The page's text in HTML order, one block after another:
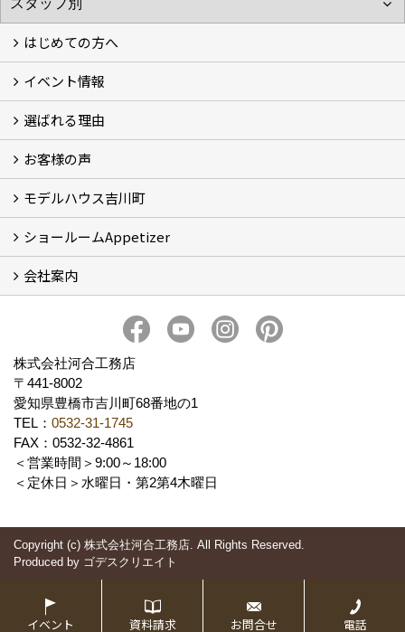
はじめての方へ
フォトギャラリー
性能について
自然素材のお家
オーナー様のおうち訪問
イベント情報
イベント情報
選ばれる理由
5つのやさしさ宣言
3つのプロ宣言
お家づくりスケジュール
お客様の声
お客様の声
モデルハウス吉川町
吉川町モデルハウス
ショールームAppetizer
Appetizer(ショールーム)
Appetizer(レンタルスペース)
会社案内
社長 河合智之の想い
求人情報 Recruit
株式会社河合工務店
〒441-8002
愛知県豊橋市吉川町68番地の1
TEL： 0532-31-1745
FAX：0532-32-4861
＜営業時間＞9:00～18:00
＜定休日＞水曜日・第2第4木曜日
Copyright (c) 株式会社河合工務店. All Rights Reserved.
Produced by ゴデスクリエイト
イベント 資料請求 お問合せ 電話